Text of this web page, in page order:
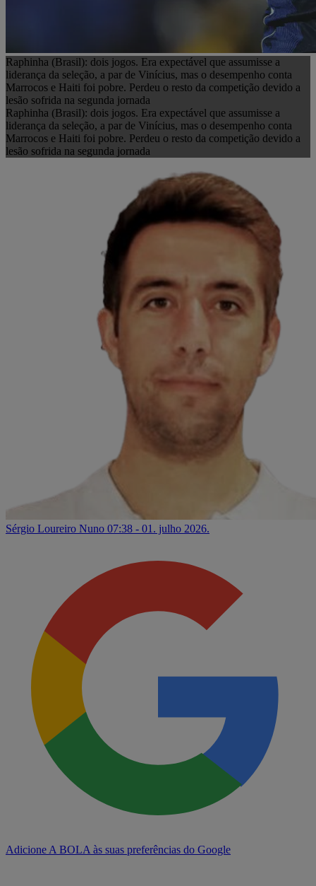
Raphinha (Brasil): dois jogos. Era expectável que assumisse a
liderança da seleção, a par de Vinícius, mas o desempenho conta
Marrocos e Haiti foi pobre. Perdeu o resto da competição devido a
lesão sofrida na segunda jornada
Raphinha (Brasil): dois jogos. Era expectável que assumisse a
liderança da seleção, a par de Vinícius, mas o desempenho conta
Marrocos e Haiti foi pobre. Perdeu o resto da competição devido a
lesão sofrida na segunda jornada
Sérgio Loureiro Nuno 07:38 - 01. julho 2026.
Adicione A BOLA às suas preferências do Google